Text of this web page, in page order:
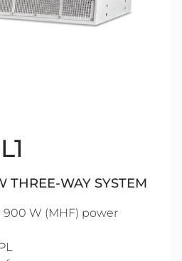
THREE-WAY SYSTEM
900 W (MHF) power